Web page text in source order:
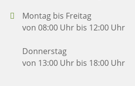
Montag bis Freitag
von 08:00 Uhr bis 12:00 Uhr
Donnerstag
von 13:00 Uhr bis 18:00 Uhr